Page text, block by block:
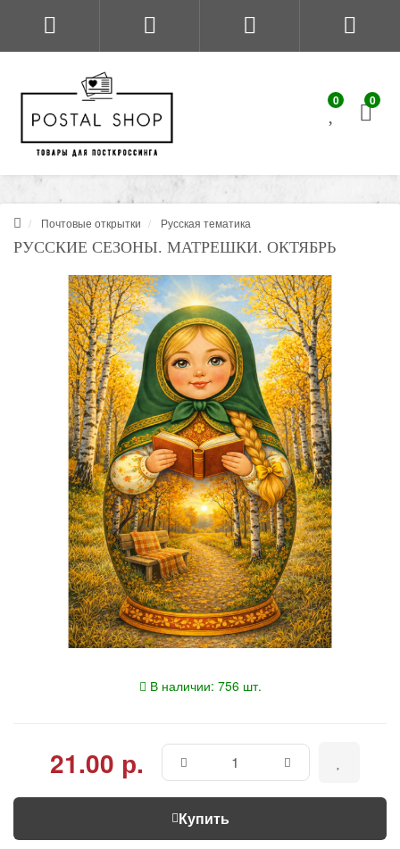
0 0
Почтовые открытки Русская тематика
РУССКИЕ СЕЗОНЫ. МАТРЕШКИ. ОКТЯБРЬ
В наличии: 756 шт.
21.00 р.
Купить